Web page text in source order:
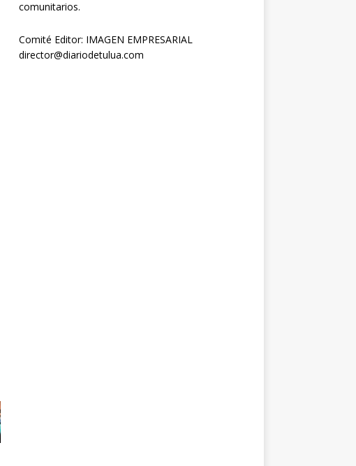
comunitarios.
Comité Editor: IMAGEN EMPRESARIAL
director@diariodetulua.com